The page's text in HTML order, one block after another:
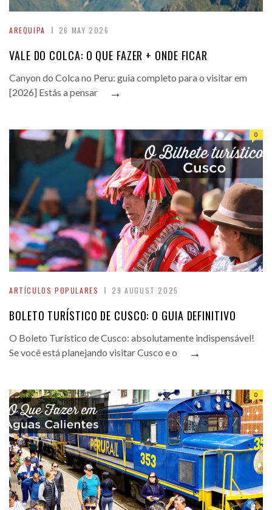
AREQUIPA 26 MAY 2026
VALE DO COLCA: O QUE FAZER + ONDE FICAR
Canyon do Colca no Peru: guia completo para o visitar em
[2026] Estás a pensar
→
ARTÍCULOS POPULARES 29 AUGUST 2025
0
BOLETO TURÍSTICO DE CUSCO: O GUIA DEFINITIVO
O Boleto Turístico de Cusco: absolutamente indispensável!
Se você está planejando visitar Cusco e o
→
0